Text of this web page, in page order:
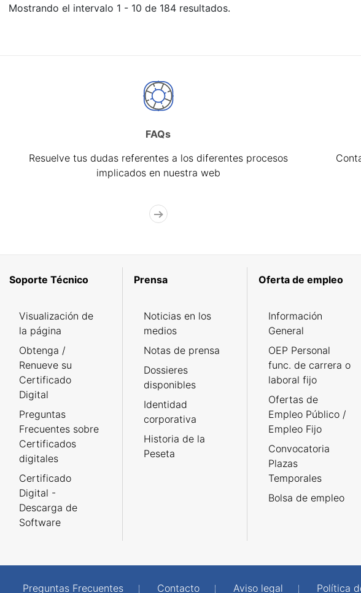
Mostrando el intervalo 1 - 10 de 184 resultados.
FAQs
Resuelve tus dudas referentes a los diferentes procesos
implicados en nuestra web
Soporte Técnico
Visualización de
la página
Obtenga /
Renueve su
Certificado
Digital
Preguntas
Frecuentes sobre
Certificados
digitales
Certificado
Digital -
Descarga de
Software
Prensa
Noticias en los
medios
Notas de prensa
Dossieres
disponibles
Identidad
corporativa
Historia de la
Peseta
Oferta de empleo
Información
General
OEP Personal
func. de carrera o
laboral fijo
Ofertas de
Empleo Público /
Empleo Fijo
Convocatoria
Plazas
Temporales
Bolsa de empleo
Preguntas Frecuentes Contacto Aviso legal Política